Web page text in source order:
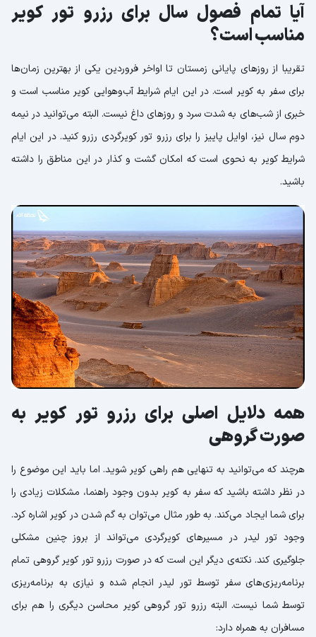
آیا تمام فصول سال برای رزرو تور کویر
مناسب است؟
تقریبا از روزهای پایانی زمستان تا اواخر فروردین یکی از بهترین زمان‌ها
برای سفر به کویر است. در این ایام شرایط آب‌وهوایی کویر مناسب است و
خبری از شب‌های به شدت سرد و روزهای داغ نیست. البته می‌توانید در نیمه
دوم سال نیز، اوایل پاییز را برای رزرو تور کویرگردی رزرو کنید. در این ایام
شرایط کویر به نحوی است که امکان گشت و کذار در این مناطق را داشته
باشید.
همه دلایل اصلی برای رزرو تور کویر به
صورت گروهی
هرچند که می‌توانید به تنهایی هم راهی کویر شوید. اما باید این موضوع را
در نظر داشته باشید که سفر به کویر بدون وجود راهنما، مشکلات زیادی را
برای شما ایجاد می‌کند. به طور مثال می‌توان به گم شدن در کویر اشاره کرد.
وجود تور لیدر در مسیرهای کویرگردی می‌تواند از بروز چنین مشکلی
جلوگیری کند. نکته‌ی دیگر این است که در صورت رزرو تور کویر گروهی تمام
برنامه‌ریزی‌های سفر توسط تور لیدر انجام شده و نیازی به برنامه‌ریزی
توسط شما نیست. البته رزرو تور گروهی کویر محاسن دیگری را هم برای
مسافران به همراه دارد: